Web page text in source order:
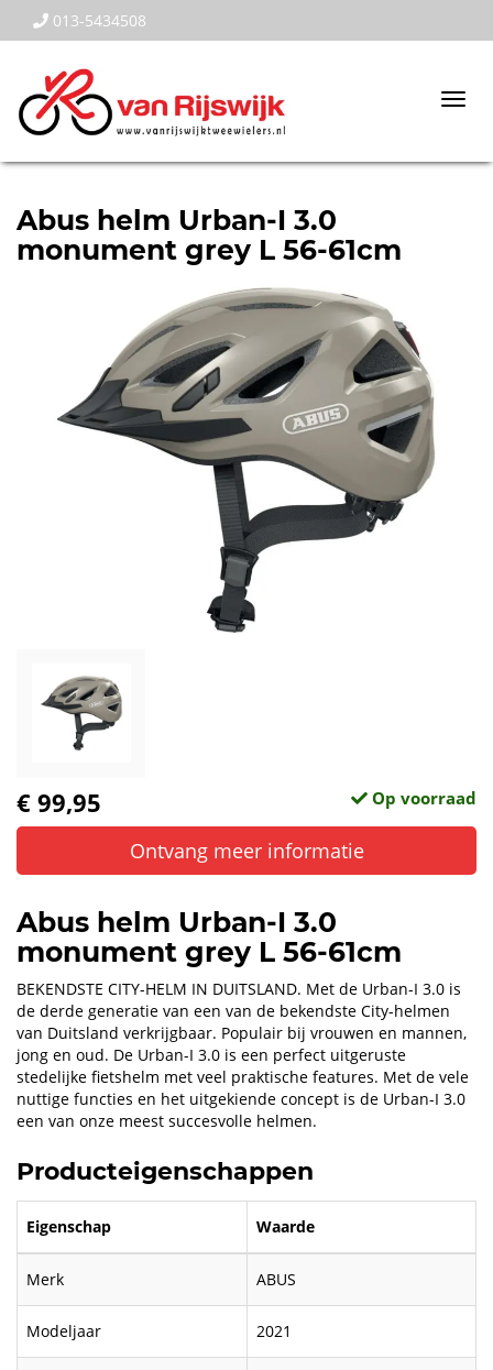
013-5434508
Abus helm Urban-I 3.0
monument grey L 56-61cm
€ 99,95 Op voorraad
Ontvang meer informatie
Abus helm Urban-I 3.0
monument grey L 56-61cm
BEKENDSTE CITY-HELM IN DUITSLAND. Met de Urban-I 3.0 is
de derde generatie van een van de bekendste City-helmen
van Duitsland verkrijgbaar. Populair bij vrouwen en mannen,
jong en oud. De Urban-I 3.0 is een perfect uitgeruste
stedelijke fietshelm met veel praktische features. Met de vele
nuttige functies en het uitgekiende concept is de Urban-I 3.0
een van onze meest succesvolle helmen.
Producteigenschappen
Eigenschap Waarde
Merk ABUS
Modeljaar 2021